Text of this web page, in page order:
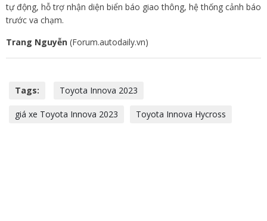
tự động, hỗ trợ nhận diện biển báo giao thông, hệ thống cảnh báo
trước va chạm.
Trang Nguyễn (Forum.autodaily.vn)
Tags: Toyota Innova 2023
giá xe Toyota Innova 2023 Toyota Innova Hycross